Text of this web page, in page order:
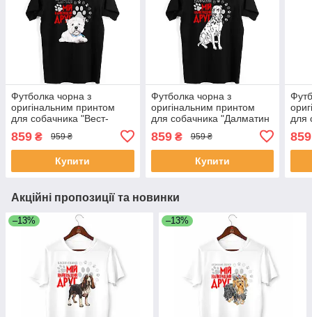
Футболка чорна з
оригінальним принтом
для собачника "Вест-
хайленд-уайт-терьер Мій
найкращий друг" Push IT
859 ₴ 959 ₴
Купити
Футболка чорна з
оригінальним принтом
для собачника "Далматин
Мій найкращий друг" Push
IT
859₴ 959 ₴
Купити
для
859
Акційні пропозиції та новинки
–13% –13%